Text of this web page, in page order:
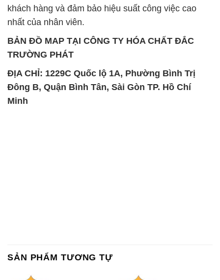
khách hàng và đảm bảo hiệu suất công việc cao
nhất của nhân viên.
BẢN ĐỒ MAP TẠI CÔNG TY HÓA CHẤT ĐẮC
TRƯỜNG PHÁT
ĐỊA CHỈ: 1229C Quốc lộ 1A, Phường Bình Trị
Đông B, Quận Bình Tân, Sài Gòn TP. Hồ Chí
Minh
SẢN PHẨM TƯƠNG TỰ